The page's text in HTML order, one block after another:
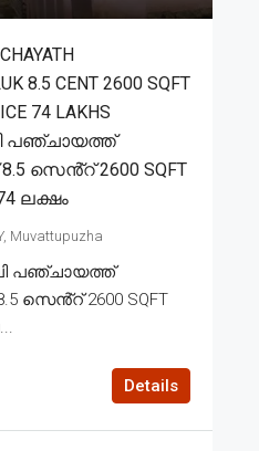
8.5 CENT 2600 SQFT
74 LAKHS
പഞ്ചായത്ത്
സെൻ്റ് 2600 SQFT
ലക്ഷം
Muvattupuzha
പഞ്ചായത്ത്
സെൻ്റ് 2600 SQFT
Details